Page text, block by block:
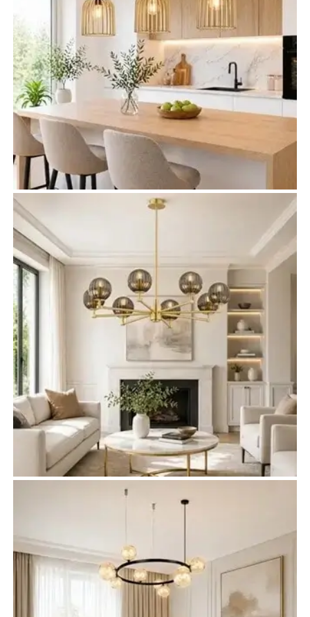
Oświetlenie kuchni
Żyrandole do salonu